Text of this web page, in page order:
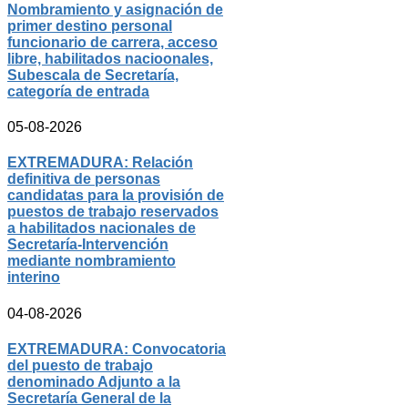
Nombramiento y asignación de
primer destino personal
funcionario de carrera, acceso
libre, habilitados nacioonales,
Subescala de Secretaría,
categoría de entrada
05-08-2026
EXTREMADURA: Relación
definitiva de personas
candidatas para la provisión de
puestos de trabajo reservados
a habilitados nacionales de
Secretaría-Intervención
mediante nombramiento
interino
04-08-2026
EXTREMADURA: Convocatoria
del puesto de trabajo
denominado Adjunto a la
Secretaría General de la